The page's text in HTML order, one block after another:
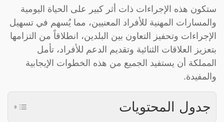
ستكون هذه الإجراءات ذات أثر كبير على الحياة اليومية
والمسارات المهنية للأفراد المعنيين، مما يُسهم في تسهيل
الإجراءات وتحفيز التعاون بين البلدين، انطلاقاً من التزامها
بتعزيز العلاقات الثنائية وتقديم الدعم للأفراد، تأمل
المملكة أن يستفيد الجميع من هذه الخطوات الإيجابية
والمفيدة.
جدول المحتويات